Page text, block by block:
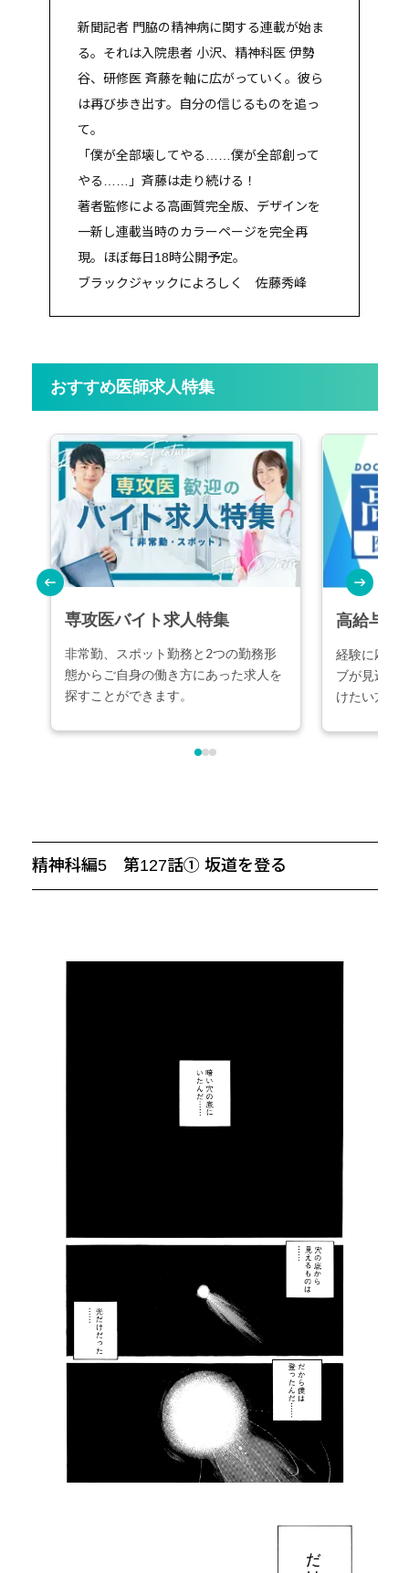
新聞記者 門脇の精神病に関する連載が始ま
る。それは入院患者 小沢、精神科医 伊勢
谷、研修医 斉藤を軸に広がっていく。彼ら
は再び歩き出す。自分の信じるものを追っ
て。
「僕が全部壊してやる……僕が全部創って
やる……」斉藤は走り続ける！
著者監修による高画質完全版、デザインを
一新し連載当時のカラーページを完全再
現。ほぼ毎日18時公開予定。
ブラックジャックによろしく 佐藤秀峰
精神科編5 第127話① 坂道を登る